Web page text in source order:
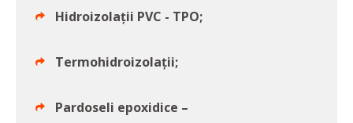
Hidroizolații PVC - TPO;
Termohidroizolații;
Pardoseli epoxidice –